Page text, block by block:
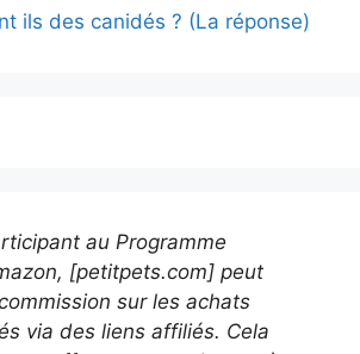
ils des canidés ? (La réponse)
au Programme
[petitpets.com] peut
sur les achats
via des liens affiliés. Cela